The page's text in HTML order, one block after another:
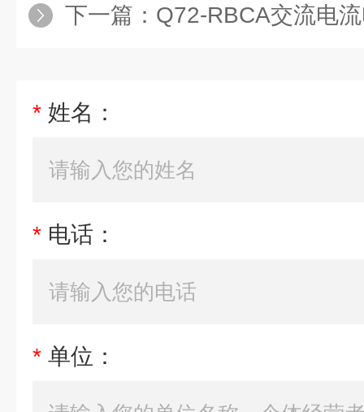
下一篇： Q72-RBCA交流电
* 姓名：
* 电话：
* 单位：